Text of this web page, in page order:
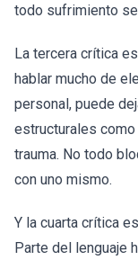
todo sufrimiento
La tercera crítica
hablar mucho de
personal, puede
estructurales
trauma. No todo
con uno mismo.
Y la cuarta crítica
Parte del lenguaje